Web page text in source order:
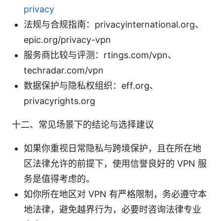
privacy
法规与合规指南：privacyinternational.org、
epic.org/privacy-vpn
服务商比较与评测：rtings.com/vpn、
techradar.com/vpn
数据保护与隐私权组织：eff.org、
privacyrights.org
十二、常见场景下的结论与选择建议
如果你重视日常隐私与跨境保护，且在所在地
区法律允许的前提下，使用信誉良好的 VPN 服
务是值得考虑的。
如你所在地区对 VPN 有严格限制，务必遵守本
地法律，避免越界行为，必要时咨询法律专业